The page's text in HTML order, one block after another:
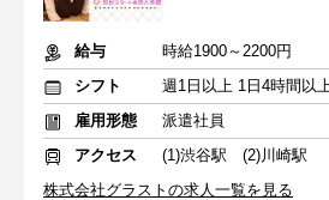
給与
時給1900～2200円
シフト
雇用形態
派遣社員
アクセス
(1)渋谷駅 (2)川崎駅
株式会社グラストの求人一覧を見る